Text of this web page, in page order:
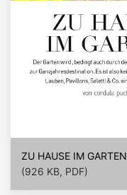
ZU HAUSE IM GARTEN
(926 KB, PDF)